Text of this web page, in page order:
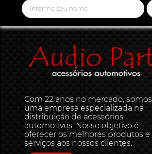
Com 22 anos no mercado, somos
uma empresa especializada na
distribuição de acessórios
automotivos. Nosso objetivo é
oferecer os melhores produtos e
serviços aos nossos clientes.